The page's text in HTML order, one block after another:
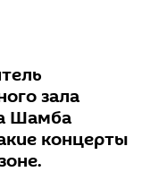
зала
Шамба
концерты